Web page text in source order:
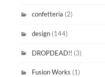
confetteria (2)
design (144)
DROPDEAD!! (3)
Fusion Works (1)